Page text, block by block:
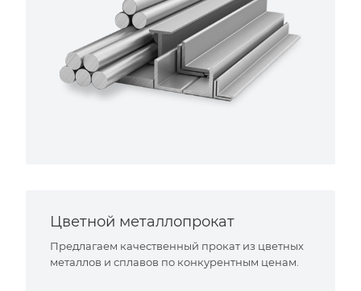
Цветной металлопрокат
Предлагаем качественный прокат из цветных
металлов и сплавов по конкурентным ценам.